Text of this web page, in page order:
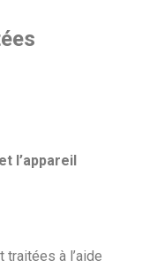
l’appareil
à l’aide